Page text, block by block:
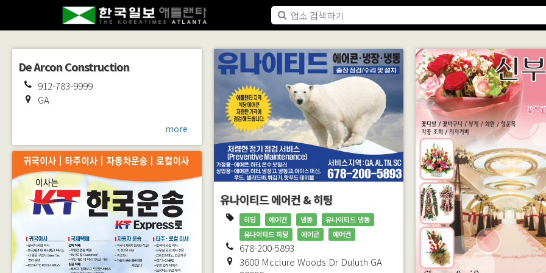
De Arcon Construction
912-783-9999
GA
more
유나이티드 에어컨 & 히팅
히딩 에어컨 냉동
유나이티드 냉동
유나이티드 히팅
에어콘 에어컨
678-200-5893
3600 Mcclure Woods Dr Duluth GA